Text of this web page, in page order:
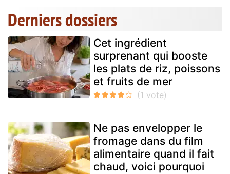
Derniers dossiers
Cet ingrédient
surprenant qui booste
les plats de riz, poissons
et fruits de mer
Ne pas envelopper le
fromage dans du film
alimentaire quand il fait
chaud, voici pourquoi